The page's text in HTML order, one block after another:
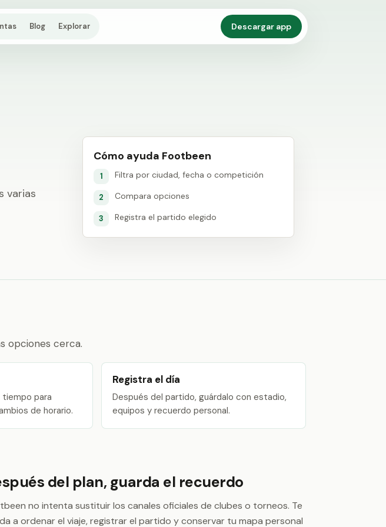
Blog Explorar Descargar app
varias
Cómo ayuda Footbeen
1 Filtra por ciudad, fecha o competición
2 Compara opciones
3 Registra el partido elegido
opciones cerca.
para
de horario.
Registra el día
Después del partido, guárdalo con estadio,
equipos y recuerdo personal.
del plan, guarda el recuerdo
no intenta sustituir los canales oficiales de clubes o torneos. Te
a ordenar el viaje, registrar el partido y conservar tu mapa personal